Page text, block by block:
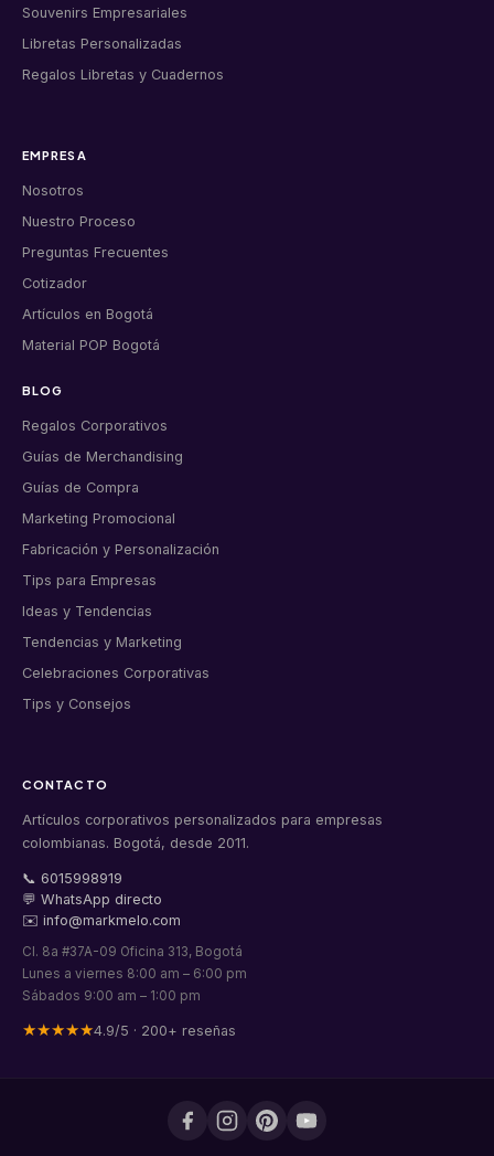
Souvenirs Empresariales
Libretas Personalizadas
Regalos Libretas y Cuadernos
EMPRESA
Nosotros
Nuestro Proceso
Preguntas Frecuentes
Cotizador
Artículos en Bogotá
Material POP Bogotá
BLOG
Regalos Corporativos
Guías de Merchandising
Guías de Compra
Marketing Promocional
Fabricación y Personalización
Tips para Empresas
Ideas y Tendencias
Tendencias y Marketing
Celebraciones Corporativas
Tips y Consejos
CONTACTO
Artículos corporativos personalizados para empresas
colombianas. Bogotá, desde 2011.
📞 6015998919
💬 WhatsApp directo
✉️ info@markmelo.com
Cl. 8a #37A-09 Oficina 313, Bogotá
Lunes a viernes 8:00 am – 6:00 pm
Sábados 9:00 am – 1:00 pm
★★★★★4.9/5 · 200+ reseñas
FacebookInstagram
PinterestYouTube